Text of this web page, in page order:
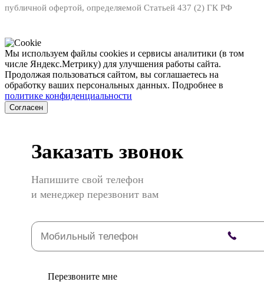
публичной офертой, определяемой Статьей 437 (2) ГК РФ
Мы используем файлы cookies и сервисы аналитики (в том
числе Яндекс.Метрику) для улучшения работы сайта.
Продолжая пользоваться сайтом, вы соглашаетесь на
обработку ваших персональных данных. Подробнее в
политике конфиденциальности
Согласен
Заказать звонок
Напишите свой телефон
и менеджер перезвонит вам
Перезвоните мне